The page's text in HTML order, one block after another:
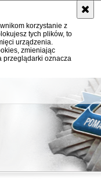
korzystanie z
tych plików, to
urządzenia.
zmieniając
przeglądarki oznacza